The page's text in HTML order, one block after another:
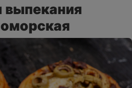
выпекания